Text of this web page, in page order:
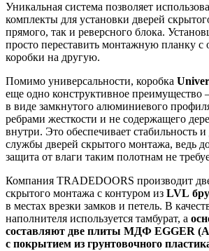
Уникальная система позволяет
комплекты для установки дверей
прямого, так и реверсного блока.
просто переставить монтажную планку с
коробки на другую.
Помимо универсальности, коробка
еще одно конструктивное
в виде замкнутого алюминиевого
ребрами жесткости и не содержащего
внутри. Это обеспечивает стабильность
службы дверей скрытого монтажа, ведь
защита от влаги таким полотнам не
Компания TRADEDOORS производит
скрытого монтажа с контуром из LVL
в местах врезки замков и петель. В
наполнителя используется тамбурат, а
составляют две плиты МДФ EGGER
с покрытием из грунтовочного